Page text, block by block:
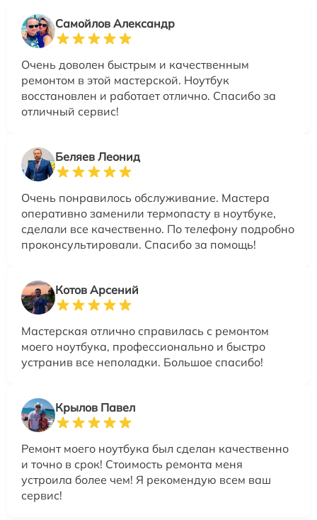
Самойлов Александр
Очень доволен быстрым и качественным
ремонтом в этой мастерской. Ноутбук
восстановлен и работает отлично. Спасибо за
отличный сервис!
Беляев Леонид
Очень понравилось обслуживание. Мастера
оперативно заменили термопасту в ноутбуке,
сделали все качественно. По телефону подробно
проконсультировали. Спасибо за помощь!
Котов Арсений
Мастерская отлично справилась с ремонтом
моего ноутбука, профессионально и быстро
устранив все неполадки. Большое спасибо!
Крылов Павел
Ремонт моего ноутбука был сделан качественно
и точно в срок! Стоимость ремонта меня
устроила более чем! Я рекомендую всем ваш
сервис!